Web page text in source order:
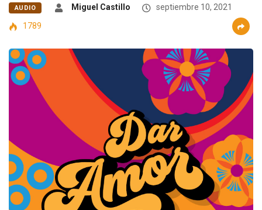
AUDIO Miguel Castillo
septiembre 10, 2021
1789